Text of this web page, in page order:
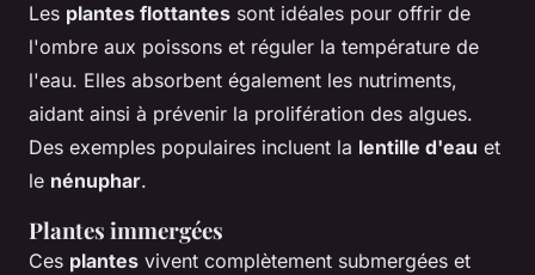
Les plantes flottantes sont idéales pour offrir de
l'ombre aux poissons et réguler la température de
l'eau. Elles absorbent également les nutriments,
aidant ainsi à prévenir la prolifération des algues.
Des exemples populaires incluent la lentille d'eau et
le nénuphar.
Plantes immergées
Ces plantes vivent complètement submergées et